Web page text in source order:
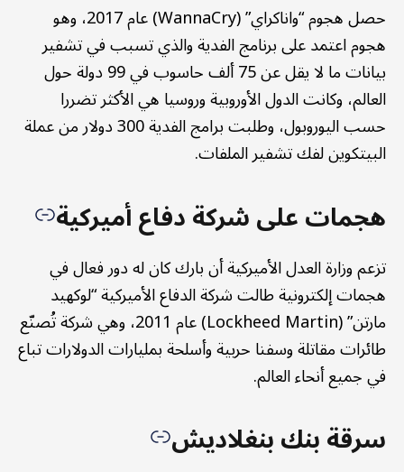
حصل هجوم “واناكراي” (WannaCry) عام 2017، وهو
هجوم اعتمد على برنامج الفدية والذي تسبب في تشفير
بيانات ما لا يقل عن 75 ألف حاسوب في 99 دولة حول
العالم، وكانت الدول الأوروبية وروسيا هي الأكثر تضررا
حسب اليوروبول، وطلبت برامج الفدية 300 دولار من عملة
البيتكوين لفك تشفير الملفات.
هجمات على شركة دفاع أميركية
تزعم وزارة العدل الأميركية أن بارك كان له دور فعال في
هجمات إلكترونية طالت شركة الدفاع الأميركية “لوكهيد
مارتن” (Lockheed Martin) عام 2011، وهي شركة تُصنّع
طائرات مقاتلة وسفنا حربية وأسلحة بمليارات الدولارات تباع
في جميع أنحاء العالم.
سرقة بنك بنغلاديش